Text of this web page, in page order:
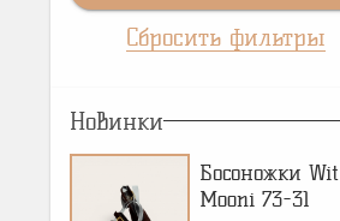
Сбросить фильтры
Новинки
Босоножки Wit
Mooni 73-31